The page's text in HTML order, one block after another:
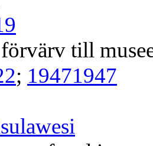
till
; 19471947
sulawesi